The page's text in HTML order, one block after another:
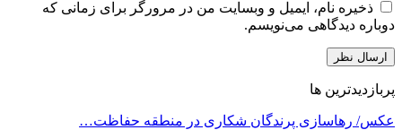
ذخیره نام، ایمیل و وبسایت من در مرورگر برای زمانی که
دوباره دیدگاهی می‌نویسم.
پربازدیدترین ها
عکس/ رهاسازی پرندگان شکاری در منطقه حفاظت…